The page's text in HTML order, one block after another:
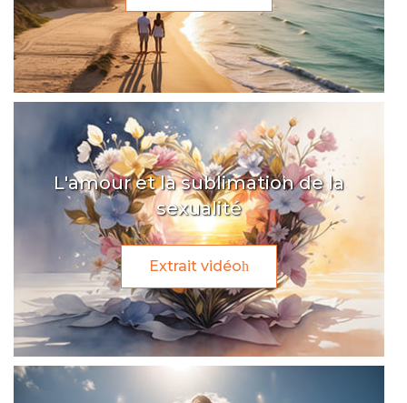
L'amour et la sublimation de la
sexualité
Extrait vidéo